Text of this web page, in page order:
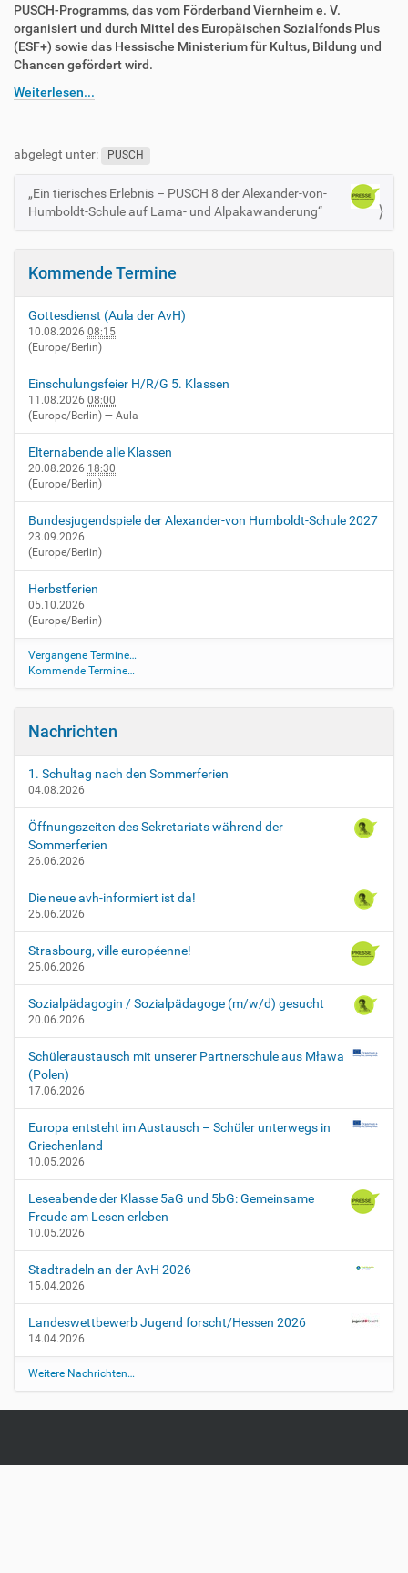
PUSCH-Programms, das vom Förderband Viernheim e. V.
organisiert und durch Mittel des Europäischen Sozialfonds Plus
(ESF+) sowie das Hessische Ministerium für Kultus, Bildung und
Chancen gefördert wird.
Weiterlesen...
abgelegt unter: PUSCH
N
a
i
a
t
i
o
n
„Ein tierisches Erlebnis – PUSCH 8 der Alexander-von-
Humboldt-Schule auf Lama- und Alpakawanderung“
Kommende Termine
Gottesdienst (Aula der AvH)
10.08.2026 08:15
(Europe/Berlin)
Einschulungsfeier H/R/G 5. Klassen
11.08.2026 08:00
(Europe/Berlin) — Aula
Elternabende alle Klassen
20.08.2026 18:30
(Europe/Berlin)
Bundesjugendspiele der Alexander-von Humboldt-Schule 2027
23.09.2026
(Europe/Berlin)
Herbstferien
05.10.2026
(Europe/Berlin)
Vergangene Termine…
Kommende Termine…
Nachrichten
1. Schultag nach den Sommerferien
04.08.2026
Öffnungszeiten des Sekretariats während der
Sommerferien
26.06.2026
Die neue avh-informiert ist da!
25.06.2026
Strasbourg, ville européenne!
25.06.2026
Sozialpädagogin / Sozialpädagoge (m/w/d) gesucht
20.06.2026
Schüleraustausch mit unserer Partnerschule aus Mława
(Polen)
17.06.2026
Europa entsteht im Austausch – Schüler unterwegs in
Griechenland
10.05.2026
Leseabende der Klasse 5aG und 5bG: Gemeinsame
Freude am Lesen erleben
10.05.2026
Stadtradeln an der AvH 2026
15.04.2026
Landeswettbewerb Jugend forscht/Hessen 2026
14.04.2026
Weitere Nachrichten…